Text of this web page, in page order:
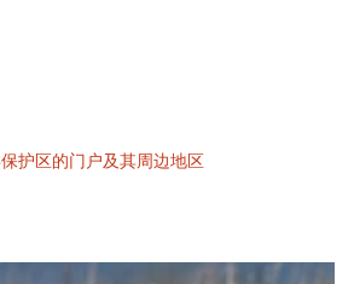
护区的门户及其周边地区